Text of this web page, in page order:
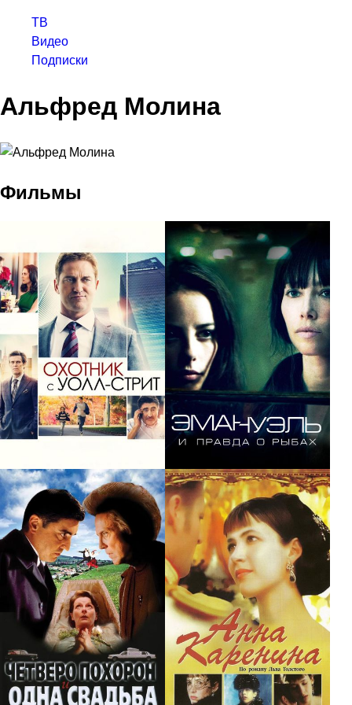
ТВ
Видео
Подписки
Альфред Молина
Фильмы